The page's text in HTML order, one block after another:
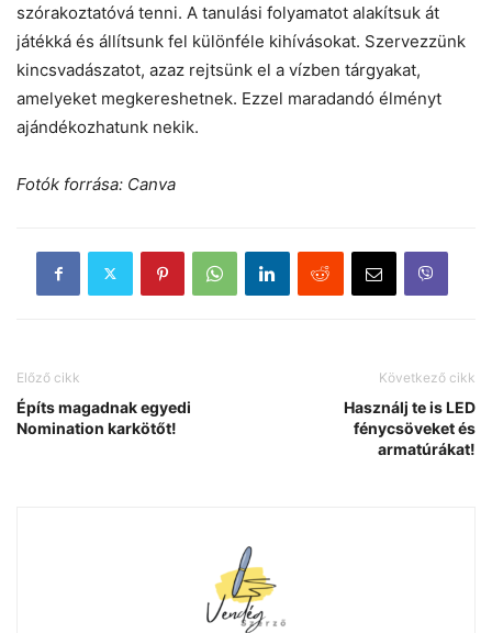
szórakoztatóvá tenni. A tanulási folyamatot alakítsuk át
játékká és állítsunk fel különféle kihívásokat. Szervezzünk
kincsvadászatot, azaz rejtsünk el a vízben tárgyakat,
amelyeket megkereshetnek. Ezzel maradandó élményt
ajándékozhatunk nekik.
Fotók forrása: Canva
Előző cikk
Építs magadnak egyedi
Nomination karkötőt!
Következő cikk
Használj te is LED
fénycsöveket és
armatúrákat!